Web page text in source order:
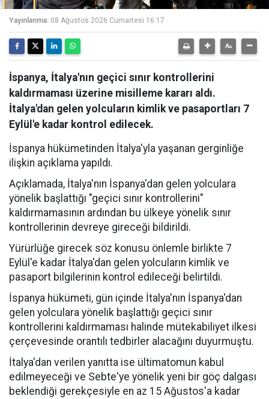
Yayınlanma: 08 Ağustos 2026 Cumartesi 16:17
İspanya, İtalya'nın geçici sınır kontrollerini
kaldırmaması üzerine misilleme kararı aldı.
İtalya'dan gelen yolcuların kimlik ve pasaportları 7
Eylül'e kadar kontrol edilecek.
İspanya hükümetinden İtalya'yla yaşanan gerginliğe
ilişkin açıklama yapıldı.
Açıklamada, İtalya'nın İspanya'dan gelen yolculara
yönelik başlattığı "geçici sınır kontrollerini"
kaldırmamasının ardından bu ülkeye yönelik sınır
kontrollerinin devreye gireceği bildirildi.
Yürürlüğe girecek söz konusu önlemle birlikte 7
Eylül'e kadar İtalya'dan gelen yolcuların kimlik ve
pasaport bilgilerinin kontrol edileceği belirtildi.
İspanya hükümeti, gün içinde İtalya'nın İspanya'dan
gelen yolculara yönelik başlattığı geçici sınır
kontrollerini kaldırmaması halinde mütekabiliyet ilkesi
çerçevesinde orantılı tedbirler alacağını duyurmuştu.
İtalya'dan verilen yanıtta ise ültimatomun kabul
edilmeyeceği ve Sebte'ye yönelik yeni bir göç dalgası
beklendiği gerekçesiyle en az 15 Ağustos'a kadar